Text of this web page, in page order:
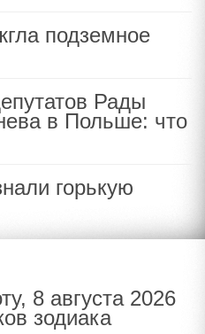
подземное
Рады
в Польше: что
горькую
8 августа 2026
зодиака